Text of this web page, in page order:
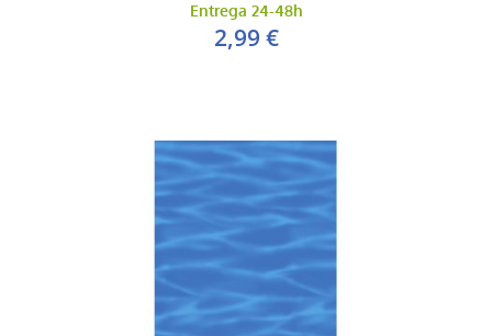
Entrega 24-48h
2,99 €